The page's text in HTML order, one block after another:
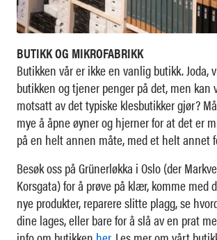
BUTIKK OG MIKROFABRIKK
Butikken vår er ikke en vanlig butikk. Joda,
butikken og tjener penger på det, men kan
motsatt av det typiske klesbutikker gjør?
mye å åpne øyner og hjerner for at det er
på en helt annen måte, med et helt annet
Besøk oss på Grünerløkka i Oslo (der
Korsgata) for å prøve på klær, komme med
nye produkter, reparere slitte plagg, se
dine lages, eller bare for å slå av en prat